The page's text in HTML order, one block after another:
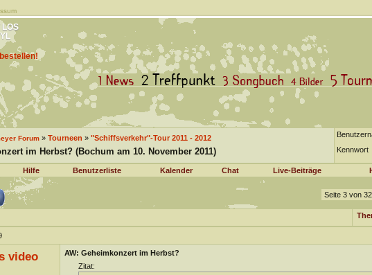
LOS
Forum» Tourneen » "Schiffsverkehr"-Tour 2011 - 2012
im Herbst? (Bochum am 10. November 2011)
Kennwort
Hilfe Benutzerliste Kalender Chat Live-Beiträge
Seite 3 von 32
video
AW: Geheimkonzert im Herbst?
Zitat: